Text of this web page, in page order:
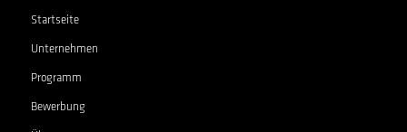
Startseite
Unternehmen
Programm
Bewerbung